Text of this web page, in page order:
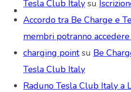
Tesla Club Italy su
Accordo tra Be Charge e
membri potranno
charging pointsu Be
Tesla Club Italy
Raduno Tesla Club Italy a